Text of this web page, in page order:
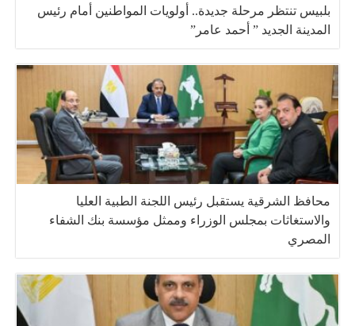
بلبيس تنتظر مرحلة جديدة.. أولويات المواطنين أمام رئيس
المدينة الجديد ” أحمد عامر”
محافظ الشرقية يستقبل رئيس اللجنة الطبية العليا
والاستغاثات بمجلس الوزراء وممثل مؤسسة بنك الشفاء
المصري